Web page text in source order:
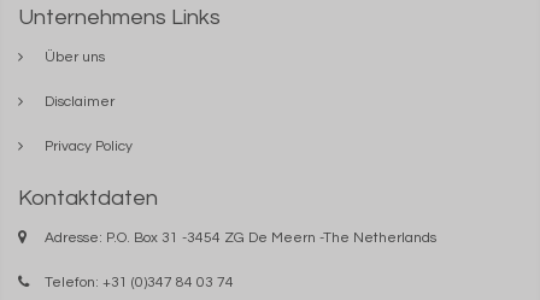
Unternehmens Links
Über uns
Disclaimer
Privacy Policy
Kontaktdaten
Adresse: P.O. Box 31 -3454 ZG De Meern -The Netherlands
Telefon: +31 (0)347 84 03 74